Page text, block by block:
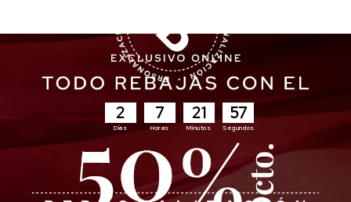
2
Días
7
Horas
21
Minutos
55
Segundos